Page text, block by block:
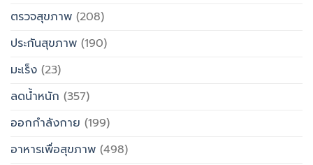
ตรวจสุขภาพ (208)
ประกันสุขภาพ (190)
มะเร็ง (23)
ลดน้ำหนัก (357)
ออกกำลังกาย (199)
อาหารเพื่อสุขภาพ (498)